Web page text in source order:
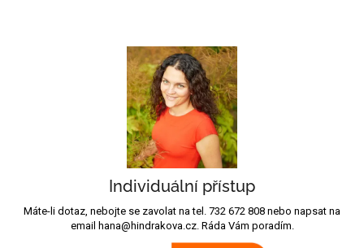
Individuální přístup
Máte-li dotaz, nebojte se zavolat na tel. 732 672 808 nebo napsat na
email hana@hindrakova.cz. Ráda Vám poradím.